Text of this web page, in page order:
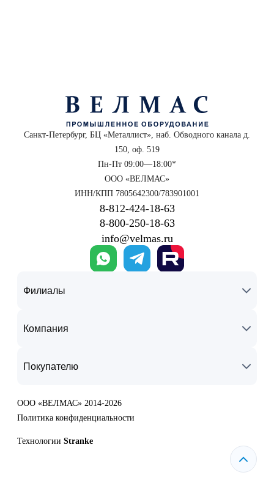
Санкт-Петербург, БЦ «Металлист», наб. Обводного канала д.
150, оф. 519
Пн-Пт 09:00—18:00*
ООО «ВЕЛМАС»
ИНН/КПП 7805642300/783901001
8‑812‑424‑18‑63
8‑800‑250‑18‑63
info@velmas.ru
Филиалы
Компания
Покупателю
ООО «ВЕЛМАС» 2014-2026
Политика конфиденциальности
Технологии Stranke